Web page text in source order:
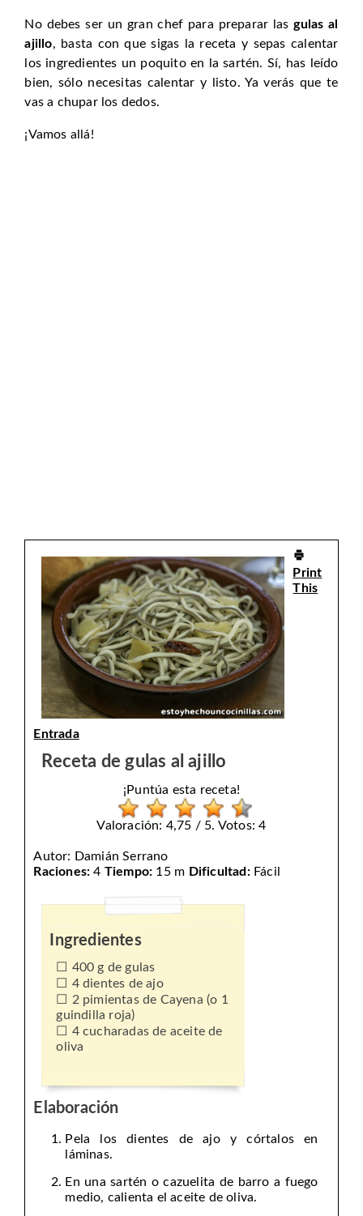
No debes ser un gran chef para preparar lasgulas al
ajillo, basta con que sigas la receta y sepas calentar
los ingredientes un poquito en la sartén. Sí, has leído
bien, sólo necesitas calentar y listo. Ya verás que te
vas a chupar los dedos.
¡Vamos allá!
Print
This
Entrada
Receta de gulas al ajillo
¡Puntúa esta receta!
Valoración: 4,75 / 5. Votos: 4
Autor: Damián Serrano
Raciones: 4 Tiempo: 15 m Dificultad:Fácil
Ingredientes
400 g de gulas
4 dientes de ajo
2 pimientas de Cayena (o 1
guindilla roja)
4 cucharadas de aceite de
oliva
Elaboración
Pela los dientes de ajo y córtalos en
láminas.
En una sartén o cazuelita de barro a fuego
medio, calienta el aceite de oliva.